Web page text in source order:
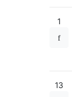
1
13